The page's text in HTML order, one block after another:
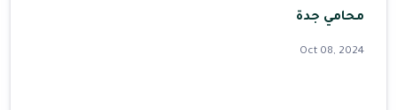
محامي جدة
Oct 08, 2024